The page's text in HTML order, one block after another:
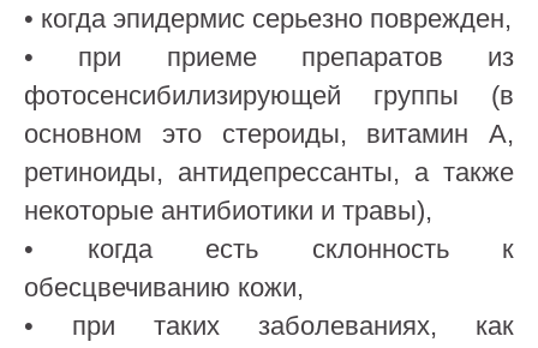
• когда эпидермис серьезно поврежден,
• при приеме препаратов из
фотосенсибилизирующей группы (в
основном это стероиды, витамин А,
ретиноиды, антидепрессанты, а также
некоторые антибиотики и травы),
• когда есть склонность к
обесцвечиванию кожи,
• при таких заболеваниях, как